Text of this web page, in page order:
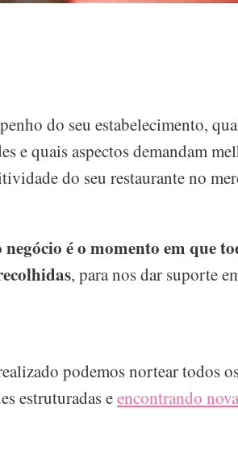
do seu estabelecimento,
e quais aspectos demandam
do seu restaurante no
é o momento em que
, para nos dar suporte
podemos nortear todos
estruturadas eencontrando